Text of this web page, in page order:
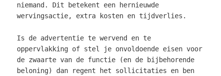
niemand. Dit betekent een hernieuwde
wervingsactie, extra kosten en tijdverlies.
Is de advertentie te wervend en te
oppervlakking of stel je onvoldoende eisen voor
de zwaarte van de functie (en de bijbehorende
beloning) dan regent het sollicitaties en ben